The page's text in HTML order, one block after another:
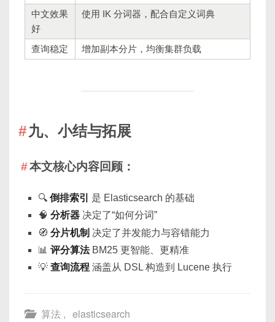
中文效果
好
使用 IK 分词器，配合自定义词典
查询稳定 增加副本分片，均衡集群负载
九、小结与拓展
本文核心内容回顾：
🔍 倒排索引
是 Elasticsearch 的基础
🧠 分析器 决定了“如何分词”
🧭 分片机制 决定了并发能力与容错能力
📊 评分算法BM25 更智能、更精准
💡 查询流程 涵盖从 DSL 构造到 Lucene 执行
算法 , elasticsearch